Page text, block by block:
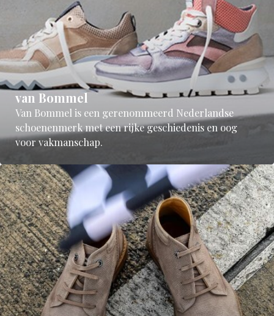
van Bommel
Van Bommel is een gerenommeerd Nederlandse
schoenenmerk met een rijke geschiedenis en oog
voor vakmanschap.